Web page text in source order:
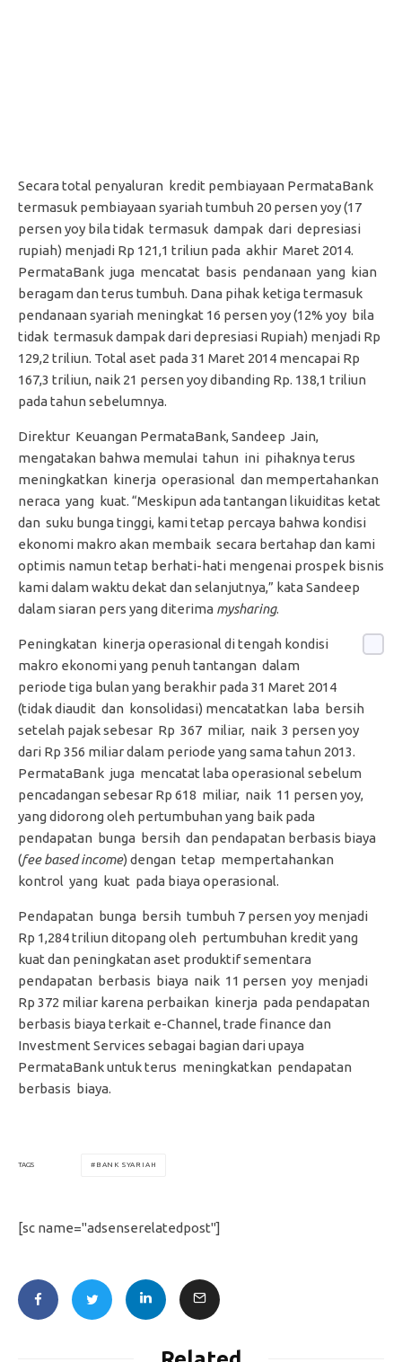
Secara total penyaluran kredit pembiayaan PermataBank
termasuk pembiayaan syariah tumbuh 20 persen yoy (17
persen yoy bila tidak termasuk dampak dari depresiasi
rupiah) menjadi Rp 121,1 triliun pada akhir Maret 2014.
PermataBank juga mencatat basis pendanaan yang kian
beragam dan terus tumbuh. Dana pihak ketiga termasuk
pendanaan syariah meningkat 16 persen yoy (12% yoy bila
tidak termasuk dampak dari depresiasi Rupiah) menjadi Rp
129,2 triliun. Total aset pada 31 Maret 2014 mencapai Rp
167,3 triliun, naik 21 persen yoy dibanding Rp. 138,1 triliun
pada tahun sebelumnya.
Direktur Keuangan PermataBank, Sandeep Jain,
mengatakan bahwa memulai tahun ini pihaknya terus
meningkatkan kinerja operasional dan mempertahankan
neraca yang kuat. “Meskipun ada tantangan likuiditas ketat
dan suku bunga tinggi, kami tetap percaya bahwa kondisi
ekonomi makro akan membaik secara bertahap dan kami
optimis namun tetap berhati-hati mengenai prospek bisnis
kami dalam waktu dekat dan selanjutnya,” kata Sandeep
dalam siaran pers yang diterima mysharing.
Peningkatan kinerja operasional di tengah kondisi
makro ekonomi yang penuh tantangan dalam
periode tiga bulan yang berakhir pada 31 Maret 2014
(tidak diaudit dan konsolidasi) mencatatkan laba bersih
setelah pajak sebesar Rp 367 miliar, naik 3 persen yoy
dari Rp 356 miliar dalam periode yang sama tahun 2013.
PermataBank juga mencatat laba operasional sebelum
pencadangan sebesar Rp 618 miliar, naik 11 persen yoy,
yang didorong oleh pertumbuhan yang baik pada
pendapatan bunga bersih dan pendapatan berbasis biaya
(fee based income) dengan tetap mempertahankan
kontrol yang kuat pada biaya operasional.
Pendapatan bunga bersih tumbuh 7 persen yoy menjadi
Rp 1,284 triliun ditopang oleh pertumbuhan kredit yang
kuat dan peningkatan aset produktif sementara
pendapatan berbasis biaya naik 11 persen yoy menjadi
Rp 372 miliar karena perbaikan kinerja pada pendapatan
berbasis biaya terkait e-Channel, trade finance dan
Investment Services sebagai bagian dari upaya
PermataBank untuk terus meningkatkan pendapatan
berbasis biaya.
TAGS BANK SYARIAH
[sc name="adsenserelatedpost"]